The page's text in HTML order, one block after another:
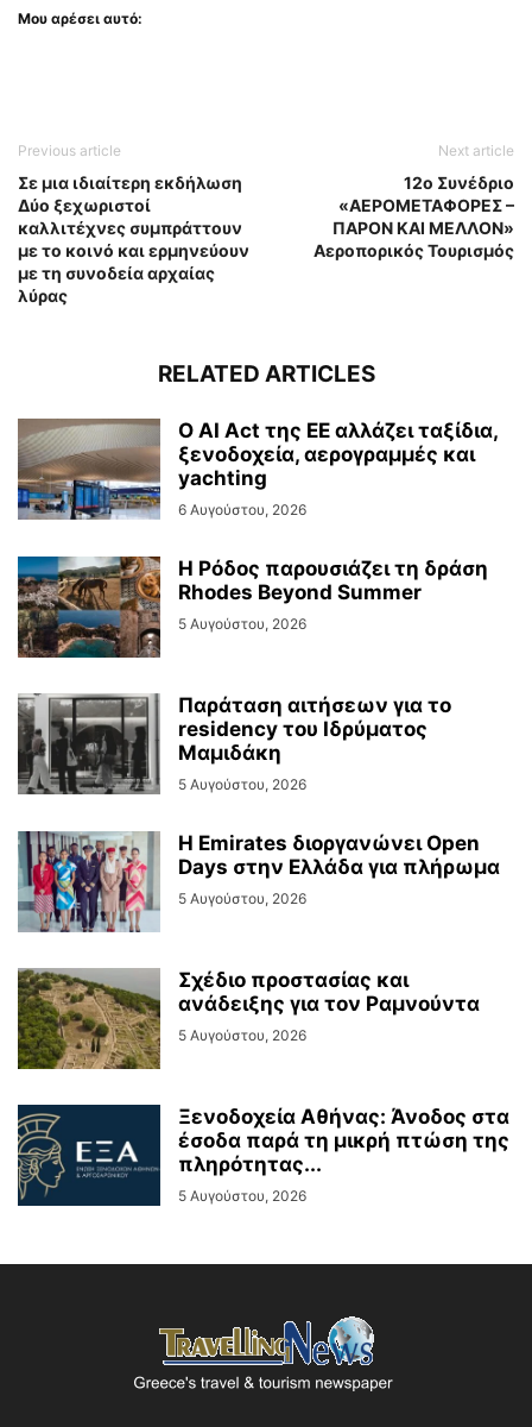
Μου αρέσει αυτό:
Previous article
Σε μια ιδιαίτερη εκδήλωση
Δύο ξεχωριστοί
καλλιτέχνες συμπράττουν
με το κοινό και ερμηνεύουν
με τη συνοδεία αρχαίας
λύρας
Next article
12ο Συνέδριο
«ΑΕΡΟΜΕΤΑΦΟΡΕΣ –
ΠΑΡΟΝ ΚΑΙ ΜΕΛΛΟΝ»
Αεροπορικός Τουρισμός
RELATED ARTICLES
Ο AI Act της ΕΕ αλλάζει ταξίδια,
ξενοδοχεία, αερογραμμές και
yachting
6 Αυγούστου, 2026
Η Ρόδος παρουσιάζει τη δράση
Rhodes Beyond Summer
5 Αυγούστου, 2026
Παράταση αιτήσεων για το
residency του Ιδρύματος
Μαμιδάκη
5 Αυγούστου, 2026
Η Emirates διοργανώνει Open
Days στην Ελλάδα για πλήρωμα
5 Αυγούστου, 2026
Σχέδιο προστασίας και
ανάδειξης για τον Ραμνούντα
5 Αυγούστου, 2026
Ξενοδοχεία Αθήνας: Άνοδος στα
έσοδα παρά τη μικρή πτώση της
πληρότητας...
5 Αυγούστου, 2026